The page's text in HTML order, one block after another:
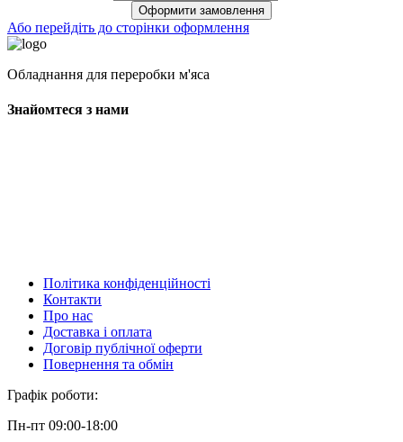
Оформити замовлення
Або перейдіть до сторінки оформлення
Обладнання для переробки м'яса
Знайомтеся з нами
Політика конфіденційності
Контакти
Про нас
Доставка і оплата
Договір публічної оферти
Повернення та обмін
Графік роботи:
Пн-пт 09:00-18:00